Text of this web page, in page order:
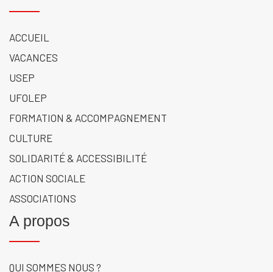
ACCUEIL
VACANCES
USEP
UFOLEP
FORMATION & ACCOMPAGNEMENT
CULTURE
SOLIDARITÉ & ACCESSIBILITÉ
ACTION SOCIALE
ASSOCIATIONS
A propos
QUI SOMMES NOUS ?